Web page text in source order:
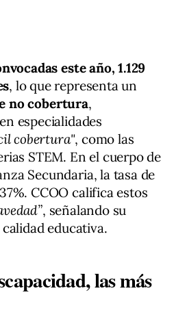
este año, 1.129
, lo que representa un
no cobertura,
especialidades
cobertura", como las
STEM. En el cuerpo de
Secundaria, la tasa de
CCOO califica estos
, señalando su
educativa.
las más